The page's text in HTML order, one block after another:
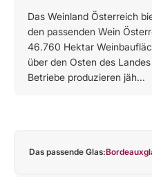
Das Weinland Österreich
den passenden Wein
46.760 Hektar
über den Osten des
Betriebe produzieren jäh...
Das passende Glas: